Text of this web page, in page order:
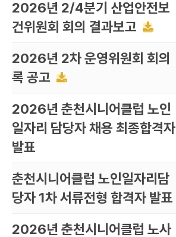
2026년 2/4분기 산업안전보
건위원회 회의 결과보고
2026년 2차 운영위원회 회의
록 공고
2026년 춘천시니어클럽 노인
일자리 담당자 채용 최종합격자
발표
춘천시니어클럽 노인일자리담
당자 1차 서류전형 합격자 발표
2026년 춘천시니어클럽 노사